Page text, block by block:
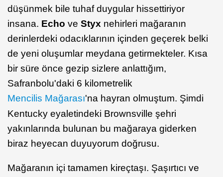
düşünmek bile tuhaf duygular hissettiriyor
insana. Echo ve Styx nehirleri mağaranın
derinlerdeki odacıklarının içinden geçerek belki
de yeni oluşumlar meydana getirmekteler. Kısa
bir süre önce gezip sizlere anlattığım,
Safranbolu'daki 6 kilometrelik
Mencilis Mağarası'na hayran olmuştum. Şimdi
Kentucky eyaletindeki Brownsville şehri
yakınlarında bulunan bu mağaraya giderken
biraz heyecan duyuyorum doğrusu.
Mağaranın içi tamamen kireçtaşı. Şaşırtıcı ve